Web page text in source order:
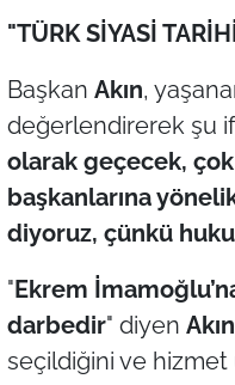
"TÜRK SİYASİ
Başkan Akın,
değerlendirerek şu
olarak geçecek,
başkanlarına
diyoruz, çünkü
"Ekrem
darbedir" diyen Akın
seçildiğini ve hizmet